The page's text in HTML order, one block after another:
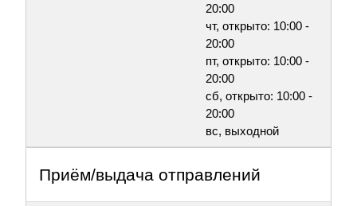
20:00
чт, открыто: 10:00 -
20:00
пт, открыто: 10:00 -
20:00
сб, открыто: 10:00 -
20:00
вс, выходной
Приём/выдача отправлений